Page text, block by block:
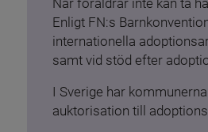
Enligt FN:s
internationella
samt vid stöd efter
I Sverige har
auktorisation till